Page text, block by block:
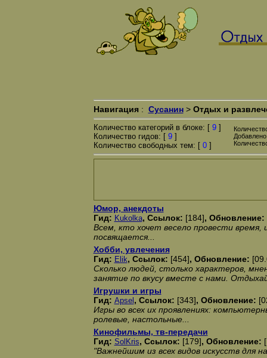
Навигация: Сусанин> Отдых и
Количество категорий в блоке: [ 9]
Количество гидов: [ 9]
Количество свободных тем: [ 0]
Юмор, анекдоты
Гид: Kukolka, Ссылок: [184], Обновление:
Всем, кто хочет весело провести
посвящается...
Хобби, увлечения
Гид: Elik, Ссылок: [454], Обновление:
Сколько людей, столько характеров,
занятие по вкусу вместе с нами.
Игрушки и игры
Гид: Apsel , Ссылок: [343], Обновление:
Игры во всех их проявлениях:
ролевые, настольные...
Кинофильмы, тв-передачи
Гид: SolKris, Ссылок: [179], Обновление:
"Важнейшим из всех видов искусств для